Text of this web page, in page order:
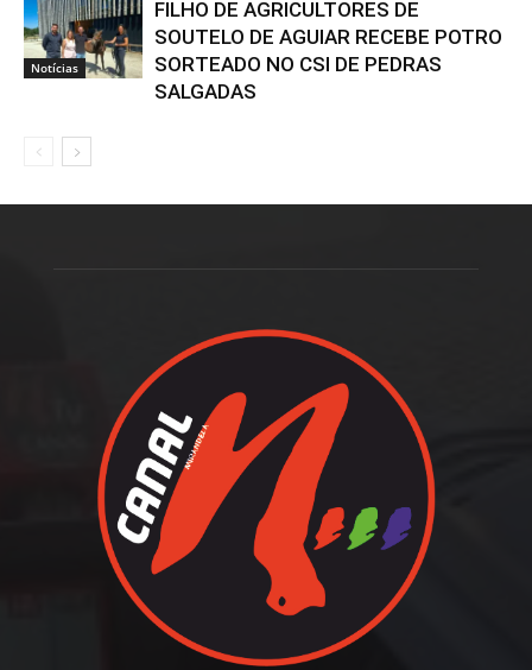
Notícias
FILHO DE AGRICULTORES DE
SOUTELO DE AGUIAR RECEBE POTRO
SORTEADO NO CSI DE PEDRAS
SALGADAS